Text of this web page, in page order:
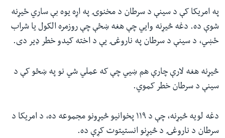
شئ
ژبې
په امریکا کې د سینې د سرطان د مخنوۍ په اړه یوه بې ساري ځیړنه
شوې ده. دغه څیړنه وايي چې هغه ښځې چې روزمره الکول یا شراب
ځښي، د سینې د سرطان په ناروغۍ یې د اخته کیدو خطر ډیر دی.
څیړنه هغه لارې چارې هم ښيي چې که عملي شي نو په ښځو کې د
سینې د سرطان خطر کموي.
دغه لویه څیړنه، چې د ۱۱۹ پخوانیو څیړونو مجموعه ده، د امریکا د
سرطان د ناروغۍ د څیړنو انستیتوت کړې ده.